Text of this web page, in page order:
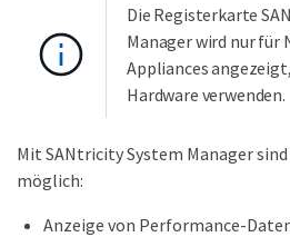
Die Registerkarte
Manager wird nur für
Appliances
Hardware verwenden.
Mit SANtricity System Manager
möglich:
Anzeige von Performance-